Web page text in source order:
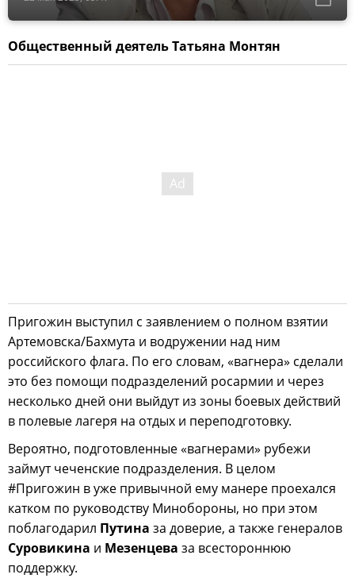
Общественный деятель Татьяна Монтян
Пригожин выступил с заявлением о полном взятии
Артемовска/Бахмута и водружении над ним
российского флага. По его словам, «вагнера» сделали
это без помощи подразделений росармии и через
несколько дней они выйдут из зоны боевых действий
в полевые лагеря на отдых и переподготовку.
Вероятно, подготовленные «вагнерами» рубежи
займут чеченские подразделения. В целом
#Пригожин в уже привычной ему манере проехался
катком по руководству Минобороны, но при этом
поблагодарил Путина за доверие, а также генералов
Суровикина и Мезенцева за всестороннюю
поддержку.